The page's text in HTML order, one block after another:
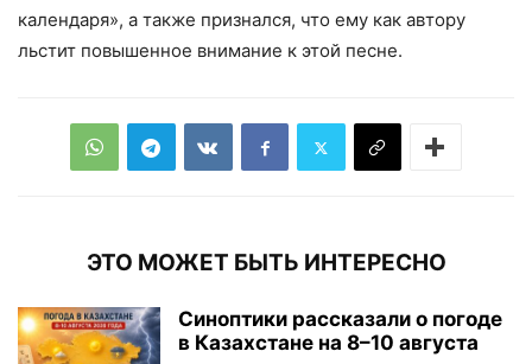
календаря», а также признался, что ему как автору
льстит повышенное внимание к этой песне.
ЭТО МОЖЕТ БЫТЬ ИНТЕРЕСНО
Синоптики рассказали о погоде
в Казахстане на 8–10 августа